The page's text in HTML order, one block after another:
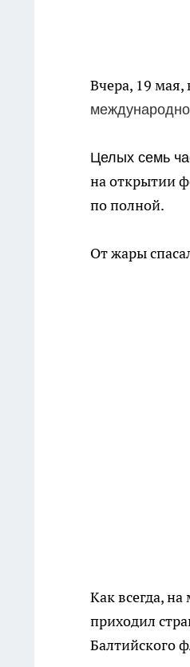
Вчера, 19
Целых семь
на открытии
по полной.
От жары
Как всегда,
приходил
Балтийского